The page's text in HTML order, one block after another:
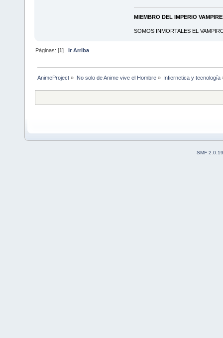
MIEMBRO DEL IMPERIO
SOMOS INMORTALES EL
Páginas: [1]Ir Arriba
AnimeProject » No solo de Anime vive el Hombre» Infiernetica y tecnología
SMF 2.0.19